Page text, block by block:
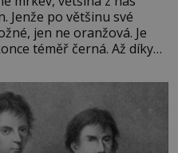
Jenže po většinu své
jen ne oranžová. Je
téměř černá. Až díky
nedokážeme představit.